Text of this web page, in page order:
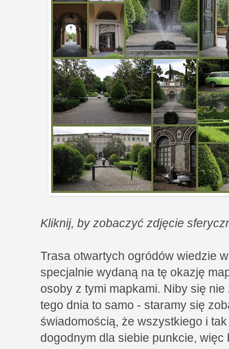
Kliknij, by zobaczyć zdjęcie
Trasa otwartych ogródów wiedzie
specjalnie wydaną na tę okazję
osoby z tymi mapkami. Niby się
tego dnia to samo - staramy się
świadomością, że wszystkiego i
dogodnym dla siebie punkcie, więc